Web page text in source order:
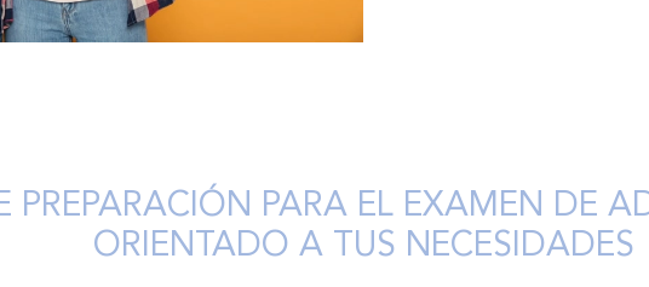
PREPARACIÓN PARA EL EXAMEN DE
ORIENTADO A TUS NECESIDADES